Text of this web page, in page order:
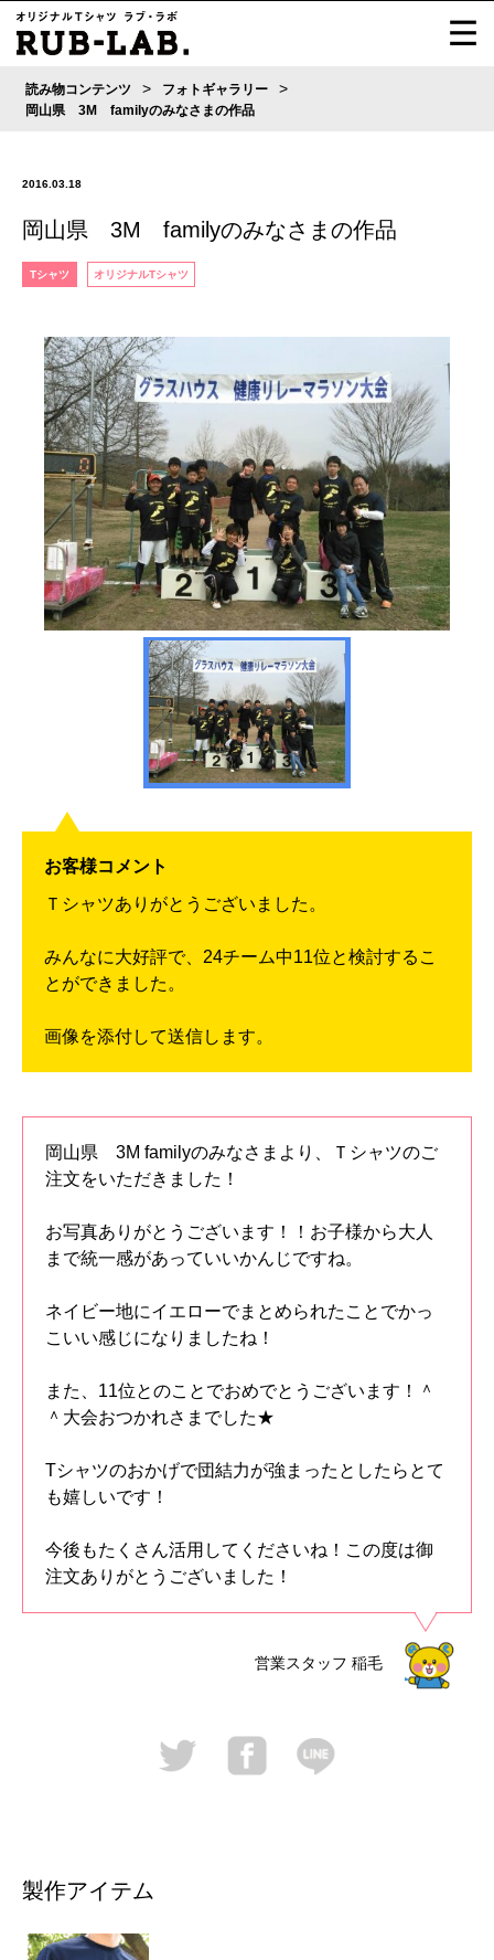
読み物コンテンツ > フォトギャラリー >
岡山県 3M familyのみなさまの作品
2016.03.18
岡山県 3M familyのみなさまの作品
Tシャツ オリジナルTシャツ
お客様コメント
Ｔシャツありがとうございました。
みんなに大好評で、24チーム中11位と検討するこ
とができました。
画像を添付して送信します。
岡山県 3M familyのみなさまより、Ｔシャツのご
注文をいただきました！
お写真ありがとうございます！！お子様から大人
まで統一感があっていいかんじですね。
ネイビー地にイエローでまとめられたことでかっ
こいい感じになりましたね！
また、11位とのことでおめでとうございます！＾
＾大会おつかれさまでした★
Tシャツのおかげで団結力が強まったとしたらとて
も嬉しいです！
今後もたくさん活用してくださいね！この度は御
注文ありがとうございました！
営業スタッフ 稲毛
製作アイテム